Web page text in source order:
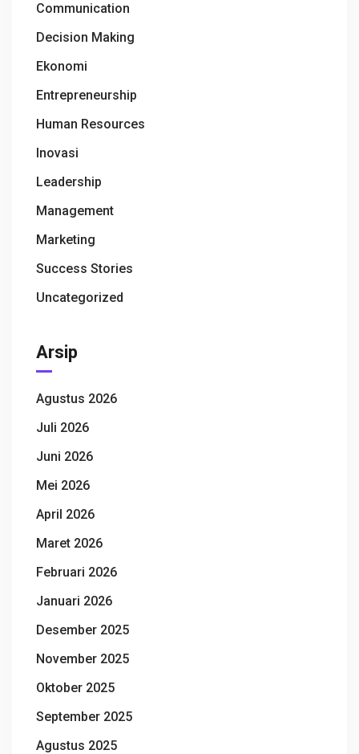
Communication
Decision Making
Ekonomi
Entrepreneurship
Human Resources
Inovasi
Leadership
Management
Marketing
Success Stories
Uncategorized
Arsip
Agustus 2026
Juli 2026
Juni 2026
Mei 2026
April 2026
Maret 2026
Februari 2026
Januari 2026
Desember 2025
November 2025
Oktober 2025
September 2025
Agustus 2025